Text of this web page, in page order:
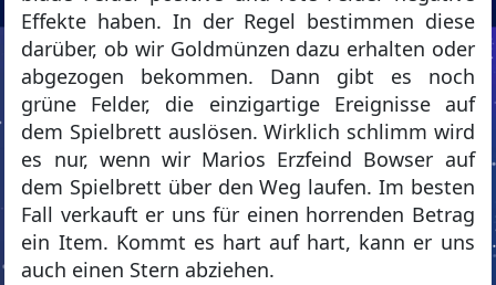
Effekte haben. In der Regel bestimmen diese
darüber, ob wir Goldmünzen dazu erhalten oder
abgezogen bekommen. Dann gibt es noch
grüne Felder, die einzigartige Ereignisse auf
dem Spielbrett auslösen. Wirklich schlimm wird
es nur, wenn wir Marios Erzfeind Bowser auf
dem Spielbrett über den Weg laufen. Im besten
Fall verkauft er uns für einen horrenden Betrag
ein Item. Kommt es hart auf hart, kann er uns
auch einen Stern abziehen.